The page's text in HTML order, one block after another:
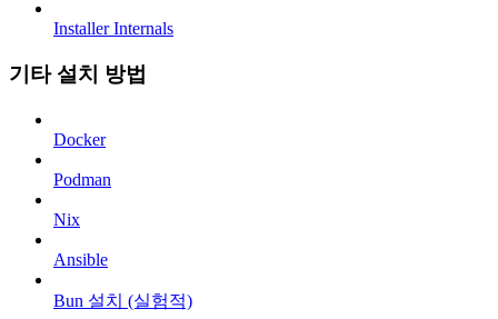
Installer Internals
기타 설치 방법
Docker
Podman
Nix
Ansible
Bun 설치 (실험적)